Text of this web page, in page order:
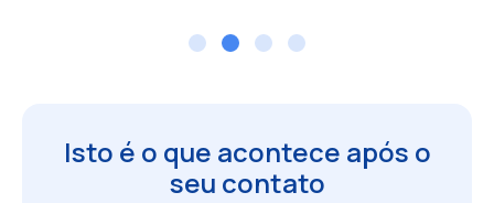
Isto é o que acontece após o
seu contato